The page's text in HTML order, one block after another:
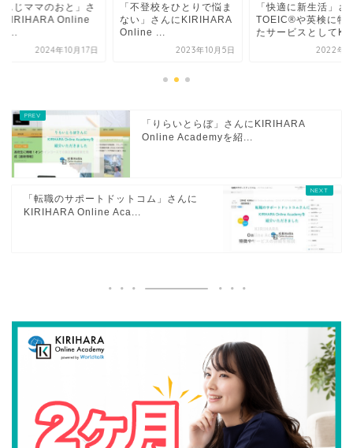
んじママのおと」さ
KIRIHARA Online
2024年10月17日
「不登校をひとりで悩ま
ない」さんにKIRIHARA
Online ...
2023年10月5日
「快適に新生活」さ
TOEIC®や英検に特
たサービスとして
2022年6
「りらいとらぼ」さんにKIRIHARA
Online Academyを紹...
「転職のサポートドットコム」さんに
KIRIHARA Online Aca...